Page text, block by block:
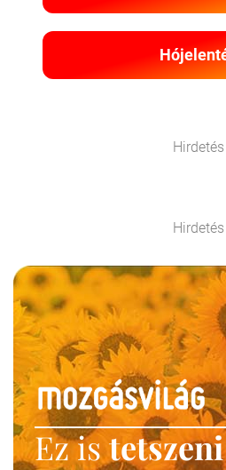
Hirdetés
Hirdetés
Ez istetszeni